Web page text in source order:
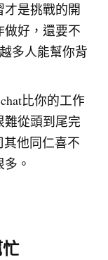
是挑戰的開
好，還要不
多人能幫你背
比你的工作
從頭到尾完
其他同仁喜不
。